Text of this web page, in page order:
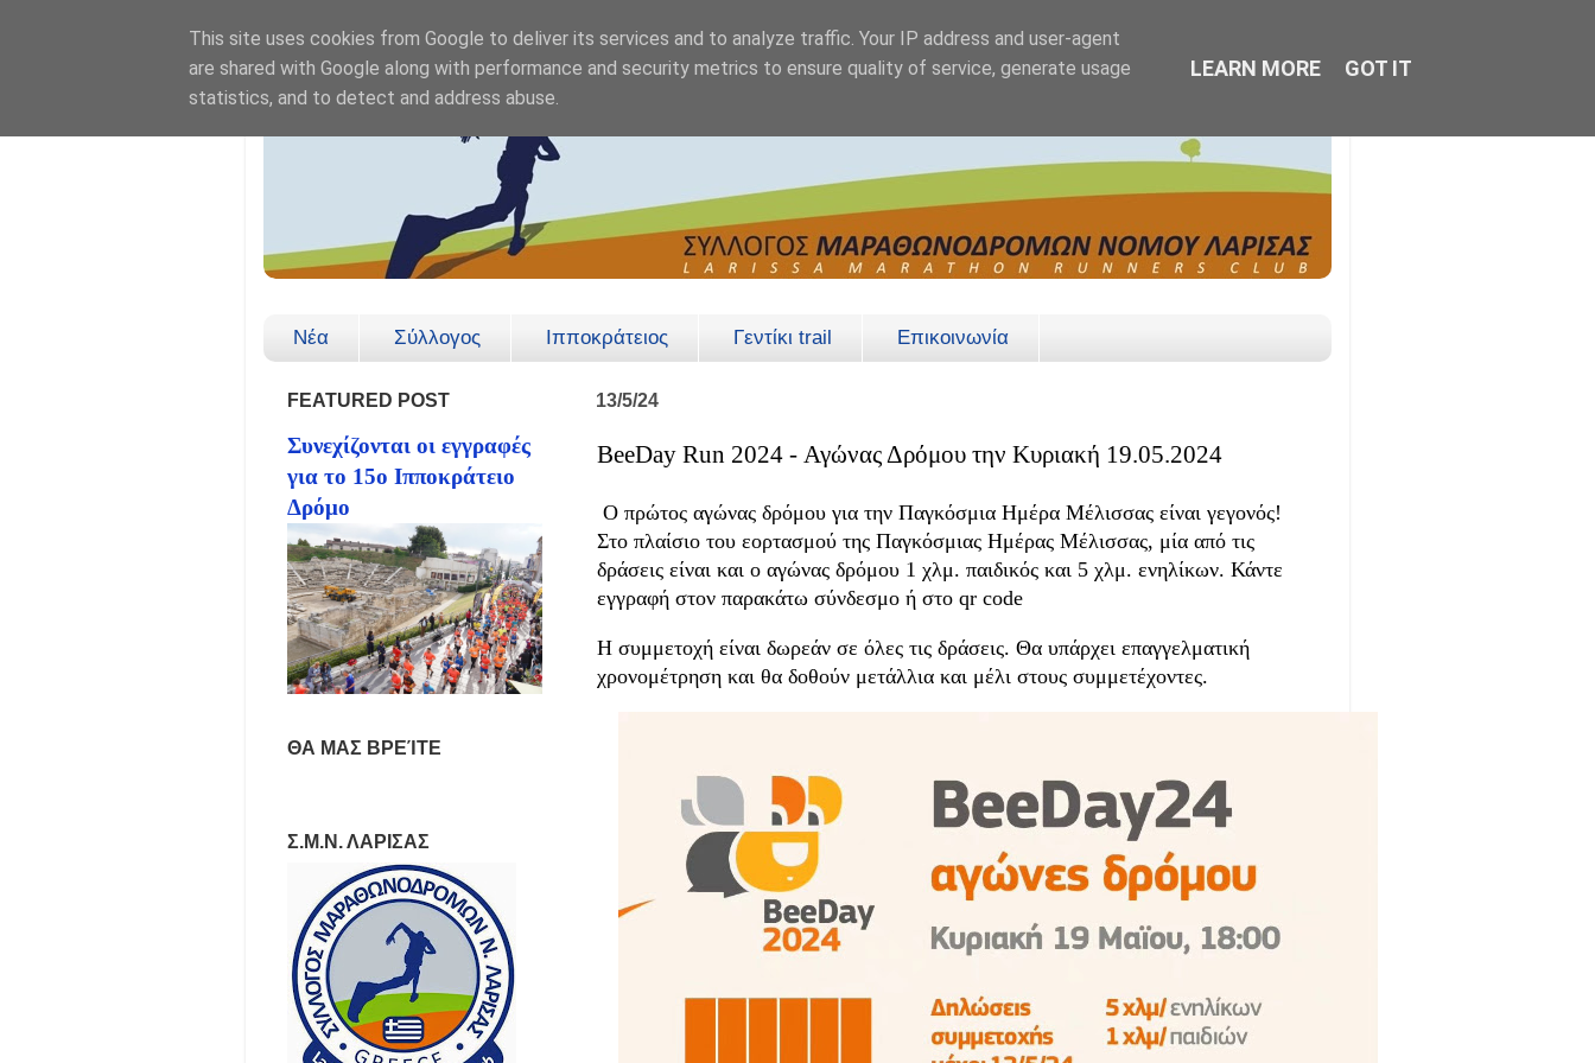
Νέα Σύλλογος Ιπποκράτειος Γεντίκι trail Επικοινωνία
13/5/24
BeeDay Run 2024 - Αγώνας Δρόμου την Κυριακή 19.05.2024
Ο πρώτος αγώνας δρόμου για την Παγκόσμια Ημέρα Μέλισσας είναι γεγονός!
Στο πλαίσιο του εορτασμού της Παγκόσμιας Ημέρας Μέλισσας, μία από τις
δράσεις είναι και ο αγώνας δρόμου 1 χλμ. παιδικός και 5 χλμ. ενηλίκων. Κάντε
εγγραφή στον παρακάτω σύνδεσμο ή στο qr code
Η συμμετοχή είναι δωρεάν σε όλες τις δράσεις. Θα υπάρχει επαγγελματική
χρονομέτρηση και θα δοθούν μετάλλια και μέλι στους συμμετέχοντες.
FEATURED POST
Συνεχίζονται οι εγγραφές
για το 15ο Ιπποκράτειο
Δρόμο
ΘΑ ΜΑΣ ΒΡΕΊΤΕ
Σ.Μ.Ν. ΛΑΡΙΣΑΣ
This site uses cookies from Google to deliver its services and to analyze traffic. Your IP address and user-agent
are shared with Google along with performance and security metrics to ensure quality of service, generate usage
statistics, and to detect and address abuse.
LEARN MORE GOT IT